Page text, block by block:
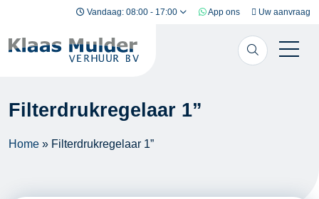
Ga naar inhoud Vandaag: 08:00 - 17:00 App ons Uw aanvraag
Filterdrukregelaar 1”
Home » Filterdrukregelaar 1”